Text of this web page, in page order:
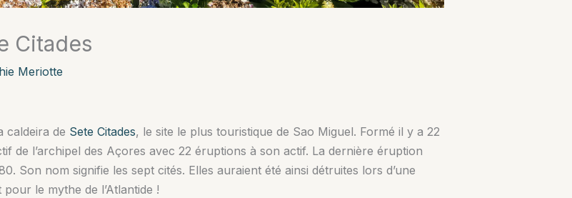
Citades
Meriotte
caldeira de Sete Citades, le site le plus touristique de Sao Miguel. Formé il y a 22
de l’archipel des Açores avec 22 éruptions à son actif. La dernière éruption
Son nom signifie les sept cités. Elles auraient été ainsi détruites lors d’une
le mythe de l’Atlantide !